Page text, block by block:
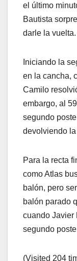
el último
Bautista
darle la vuelta.
Iniciando la
en la cancha,
Camilo
embargo, al
segundo
devolviendo
Para la recta
como Atlas
balón, pero
balón parado
cuando Javier
segundo
(Visited 204